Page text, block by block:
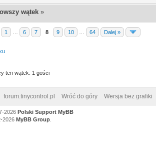
wątek »
1 6 7 8 9 10 64 Dalej »
ten wątek: 1 gości
forum.tinycontrol.pl Wróć do góry Wersja bez grafiki
2026 Polski Support MyBB
2026 MyBB Group